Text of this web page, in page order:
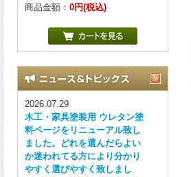
商品金額： 0円(税込)
2026.07.29
木工・家具塗装用 ウレタン塗
料ページをリニューアル致し
ました。どれを選んだらよい
か迷われてる方により分かり
やすく選びやすく致しまし